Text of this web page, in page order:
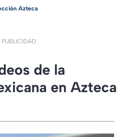
Azteca
PUBLICIDAD
de la
en Azteca